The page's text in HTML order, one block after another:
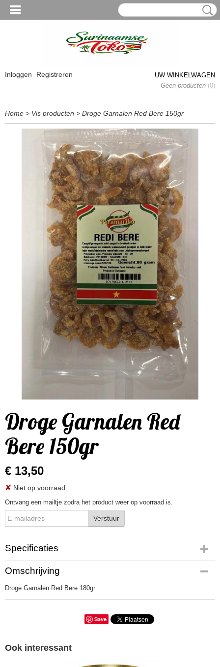
Inloggen Registreren
UW WINKELWAGEN
Geen producten (0)
Home > Vis producten > Droge Garnalen Red Bere 150gr
Droge Garnalen Red
Bere 150gr
€ 13,50
✘ Niet op voorraad
Ontvang een mailtje zodra het product weer op voorraad is.
Verstuur
Specificaties
Productcode
Droge Garnalen Red Bere 180gr
Omschrijving
Droge Garnalen Red Bere 180gr
Save
Ook interessant